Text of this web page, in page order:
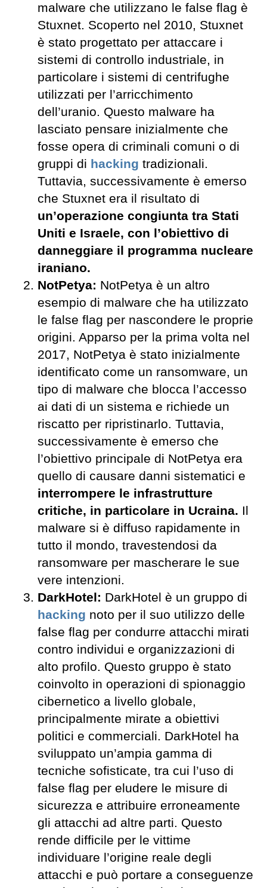
malware che utilizzano le false flag è
Stuxnet. Scoperto nel 2010, Stuxnet
è stato progettato per attaccare i
sistemi di controllo industriale, in
particolare i sistemi di centrifughe
utilizzati per l’arricchimento
dell’uranio. Questo malware ha
lasciato pensare inizialmente che
fosse opera di criminali comuni o di
gruppi di hacking tradizionali.
Tuttavia, successivamente è emerso
che Stuxnet era il risultato di
un’operazione congiunta tra Stati
Uniti e Israele, con l’obiettivo di
danneggiare il programma nucleare
iraniano.
NotPetya: NotPetya è un altro
esempio di malware che ha utilizzato
le false flag per nascondere le proprie
origini. Apparso per la prima volta nel
2017, NotPetya è stato inizialmente
identificato come un ransomware, un
tipo di malware che blocca l’accesso
ai dati di un sistema e richiede un
riscatto per ripristinarlo. Tuttavia,
successivamente è emerso che
l’obiettivo principale di NotPetya era
quello di causare danni sistematici e
interrompere le infrastrutture
critiche, in particolare in Ucraina. Il
malware si è diffuso rapidamente in
tutto il mondo, travestendosi da
ransomware per mascherare le sue
vere intenzioni.
DarkHotel: DarkHotel è un gruppo di
hacking noto per il suo utilizzo delle
false flag per condurre attacchi mirati
contro individui e organizzazioni di
alto profilo. Questo gruppo è stato
coinvolto in operazioni di spionaggio
cibernetico a livello globale,
principalmente mirate a obiettivi
politici e commerciali. DarkHotel ha
sviluppato un’ampia gamma di
tecniche sofisticate, tra cui l’uso di
false flag per eludere le misure di
sicurezza e attribuire erroneamente
gli attacchi ad altre parti. Questo
rende difficile per le vittime
individuare l’origine reale degli
attacchi e può portare a conseguenze